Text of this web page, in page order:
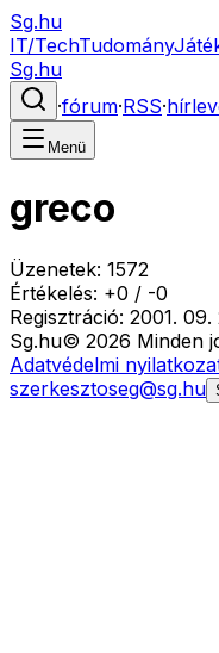
Sg.hu
IT/TechTudomány
Sg.hu
·fórum·RSS·
Menü
greco
Üzenetek: 1572
Értékelés: +0 / -0
Regisztráció: 2001. 09.
Sg.hu© 2026 Minden
Adatvédelmi
szerkesztoseg@sg.hu